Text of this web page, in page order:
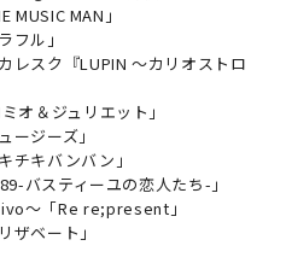
MAN」
ル」
スク『LUPIN ～カリオストロ
＆ジュリエット」
ジーズ」
キバンバン」
バスティーユの恋人たち-」
～「Re re;present」
ベート」